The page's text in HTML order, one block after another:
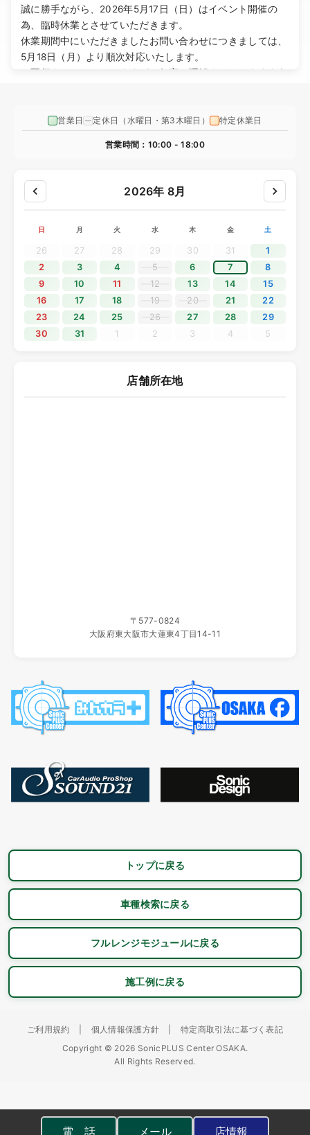
誠に勝手ながら、2026年5月17日（日）はイベント開催の
為、臨時休業とさせていただきます。
休業期間中にいただきましたお問い合わせにつきましては、
5月18日（月）より順次対応いたします。
ご不便をおかけいたしますが、何卒ご理解くださいますよう
2026.05.01
ゴールデンウィーク休業のご案内
にありがとうございます。
誠に勝手ながら、2026年5月2日（土）から5月6日（水）ま
休業期間中にいただきましたお問い合わせにつきましては、
5月7日（木）より順次対応いたします。
ご不便をおかけいたしますが、何卒ご理解くださいますよう
お願い申し上げます。
2025.12.11
年末年始休業のご案内
にありがとうございます。
りやすくお届けしてまいります。
への変更をお願いいたします。
今後とも、ソニックプラスセンター大阪をよろしくお願い申
し上げます。
営業日 定休日（水曜日・第3木曜日） 特定休業日
営業時間：10:00 - 18:00
2026年 8月
日 月 火 水 木 金 土
26 27 28 29 30 31
1
2
3 4 5 6 7
8
9
10 11 12 13 14
15
16
17 18 19 20 21
22
23
24 25 26 27 28
29
30
31 1 2 3 4 5
店舗所在地
〒577-0824
大阪府東大阪市大蓮東4丁目14-11
トップに戻る
車種検索に戻る
フルレンジモジュールに戻る
施工例に戻る
電 話 メール 店情報
ご利用規約 個人情報保護方針
特定商取引法に基づく表記
Copyright © 2026 SonicPLUS Center OSAKA.
All Rights Reserved.